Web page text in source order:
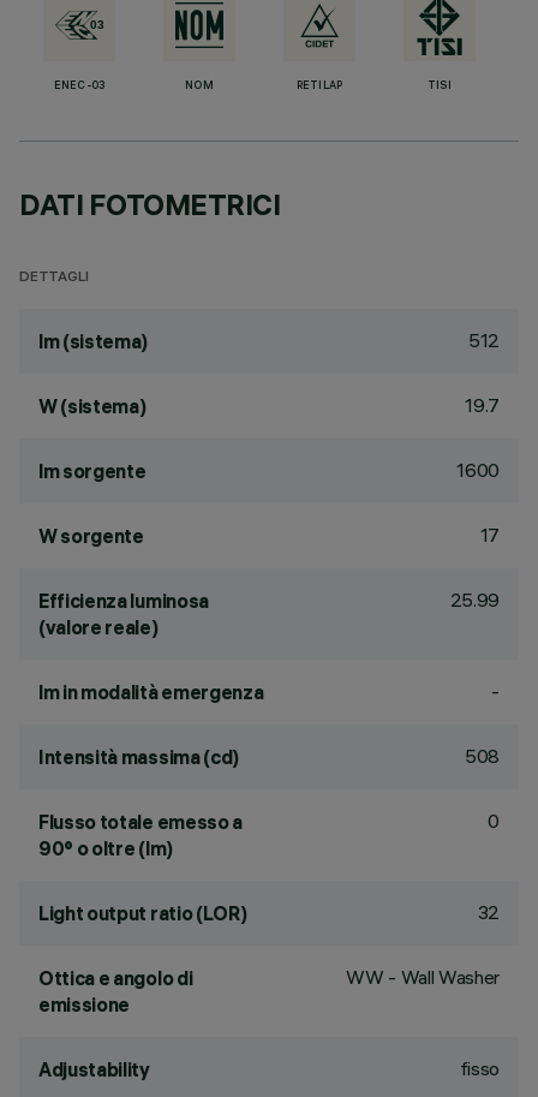
ENEC-03 NOM RETILAP TISI
DATI FOTOMETRICI
DETTAGLI
lm (sistema) 512
W (sistema) 19.7
lm sorgente 1600
W sorgente 17
Efficienza luminosa
(valore reale)
25.99
lm in modalità emergenza -
Intensità massima (cd) 508
Flusso totale emesso a
90° o oltre (lm)
0
Light output ratio (LOR) 32
Ottica e angolo di
emissione
WW - Wall Washer
Adjustability fisso